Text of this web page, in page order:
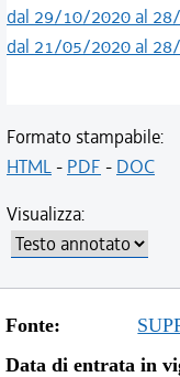
dal 29/10/2020 al
dal 21/05/2020 al
Formato stampabile:
HTML- PDF - DOC
Visualizza:
Fonte:
Data di entrata in